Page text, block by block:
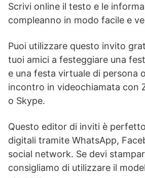
Scrivi online il testo e le
compleanno in modo facile e
Puoi utilizzare questo invito
tuoi amici a festeggiare una
e una festa virtuale di persona
incontro in videochiamata con
o Skype.
Questo editor di inviti è
digitali tramite WhatsApp,
social network. Se devi
consigliamo di utilizzare il